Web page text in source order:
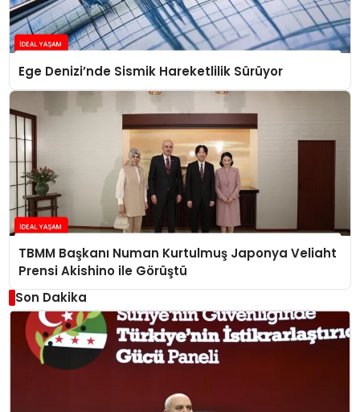
Ege Denizi’nde Sismik Hareketlilik Sürüyor
TBMM Başkanı Numan Kurtulmuş Japonya Veliaht
Prensi Akishino ile Görüştü
Son Dakika